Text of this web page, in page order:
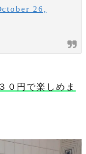
26,
３０円で楽しめま